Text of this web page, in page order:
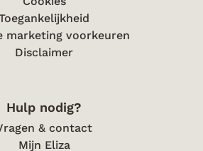
marketing voorkeuren
Disclaimer
Hulp nodig?
& contact
Mijn Eliza